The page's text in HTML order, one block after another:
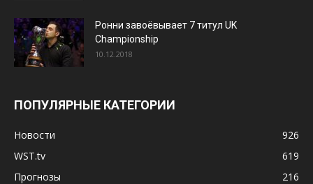
Ронни завоёвывает 7 титул UK
Championship
10.12.2018
ПОПУЛЯРНЫЕ КАТЕГОРИИ
Новости
926
WST.tv
619
Прогнозы
216